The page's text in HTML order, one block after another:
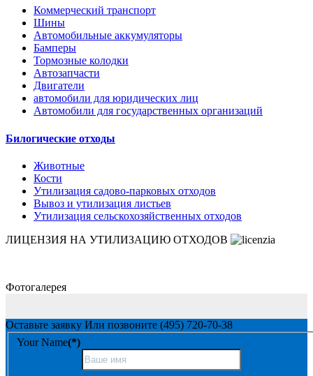
Коммерческий транспорт
Шины
Автомобильные аккумуляторы
Бамперы
Тормозные колодки
Автозапчасти
Двигатели
автомобили для юридических лиц
Автомобили для государственных организаций
Билогические отходы
Животные
Кости
Утилизация садово-парковых отходов
Вывоз и утилизация листьев
Утилизация сельскохозяйственных отходов
ЛИЦЕНЗИЯ НА УТИЛИЗАЦИЮ ОТХОДОВ
Фотогалерея
Оставьте заявку Или позвоните (495) 720-70-38
Your Name(*)